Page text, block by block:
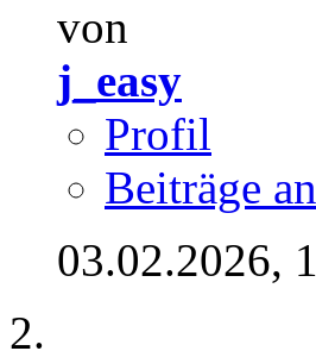
von
j_easy
Profil
Beiträge
03.02.2026,